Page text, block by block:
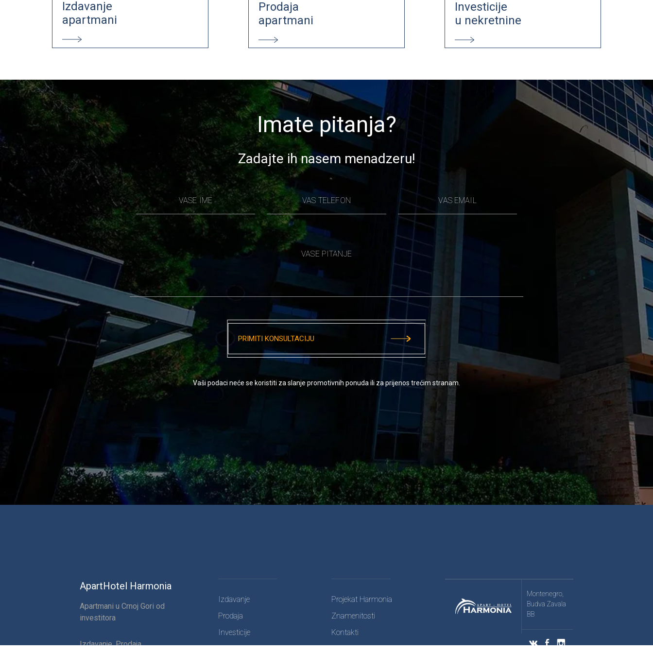
Izdavanje
apartmani
Prodaja
apartmani
Investicije
u nekretnine
Imate pitanja?
Zadajte ih nasem menadzeru!
VASE IME VAS TELEFON VAS EMAIL
VASE PITANJE
PRIMITI KONSULTACIJU
Vaši podaci neće se koristiti za slanje promotivnih ponuda ili za prijenos trećim stranam.
ApartHotel Harmonia
Apartmani u Crnoj Gori od
investitora
Izdavanje, Prodaja,
Izdavanje
Prodaja
Investicije
Projekat Harmonia
Znamenitosti
Kontakti
Montenegro,
Budva Zavala
BB